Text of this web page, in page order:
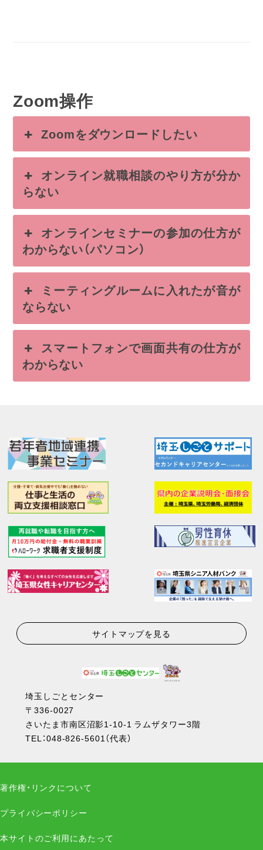
Zoom操作
Zoomをダウンロードしたい
オンライン就職相談のやり方が分か
らない
オンラインセミナーの参加の仕方が
わからない（パソコン）
ミーティングルームに入れたが音が
ならない
スマートフォンで画面共有の仕方が
わからない
サイトマップを見る
埼玉しごとセンター
〒336-0027
さいたま市南区沼影1-10-1 ラムザタワー3階
TEL：048-826-5601（代表）
著作権・リンクについて
プライバシーポリシー
本サイトのご利用にあたって